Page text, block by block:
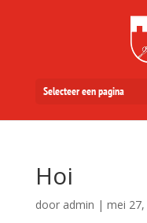
Selecteer een pagina
Hoi
door admin | mei 27,